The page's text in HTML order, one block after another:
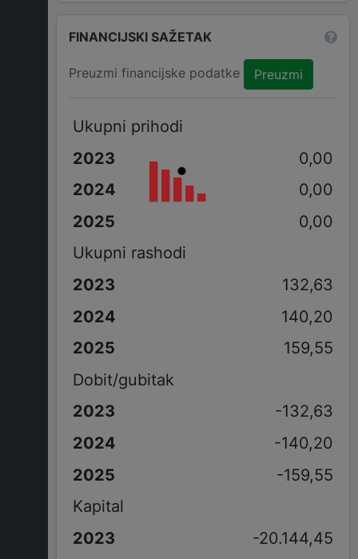
FINANCIJSKI SAŽETAK
Preuzmi financijske podatke Preuzmi
Ukupni prihodi
0,00
0,00
0,00
Ukupni rashodi
132,63
140,20
159,55
Dobit/gubitak
-132,63
-140,20
-159,55
Kapital
-20.144,45